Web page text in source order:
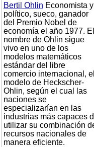
Bertil Ohlin Economista y
político, sueco, ganador
del Premio Nobel de
economía el año 1977. El
nombre de Ohlin sigue
vivo en uno de los
modelos matemáticos
estándar del libre
comercio internacional, el
modelo de Heckscher-
Ohlin, según el cual las
naciones se
especializarían en las
industrias más capaces
utilizar su combinación
recursos nacionales de
manera eficiente.